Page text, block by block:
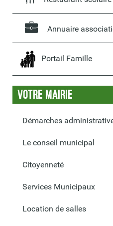
Annuaire
Portail Famille
Votre Mairie
Démarches
Le conseil municipal
Citoyenneté
Services Municipaux
Location de salles